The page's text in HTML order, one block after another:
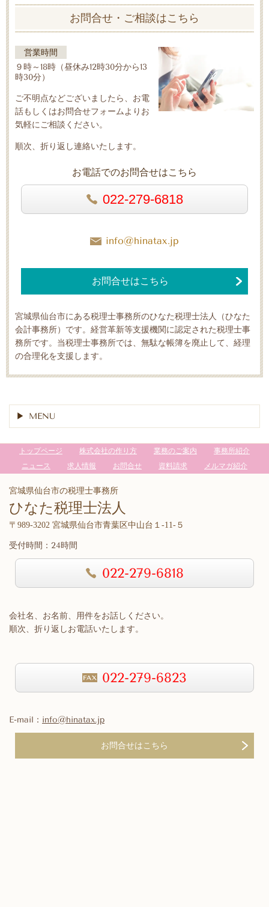
お問合せ・ご相談はこちら
営業時間
９時～18時（昼休み12時30分から13
時30分）
ご不明点などございましたら、お電
話もしくはお問合せフォームよりお
気軽にご相談ください。
順次、折り返し連絡いたします。
お電話でのお問合せはこちら
022-279-6818
info@hinatax.jp
お問合せはこちら
宮城県仙台市にある税理士事務所のひなた税理士法人（ひなた
会計事務所）です。経営革新等支援機関に認定された税理士事
務所です。当税理士事務所では、無駄な帳簿を廃止して、経理
の合理化を支援します。
MENU
トップページ 株式会社の作り方 業務のご案内
事務所紹介
ニュース
求人情報 お問合せ 資料請求 メルマガ紹介
宮城県仙台市の税理士事務所
ひなた税理士法人
〒989-3202 宮城県仙台市青葉区中山台１-11-５
受付時間：24時間
022-279-6818
会社名、お名前、用件をお話しください。
順次、折り返しお電話いたします。
022-279-6823
E-mail： info@hinatax.jp
お問合せはこちら